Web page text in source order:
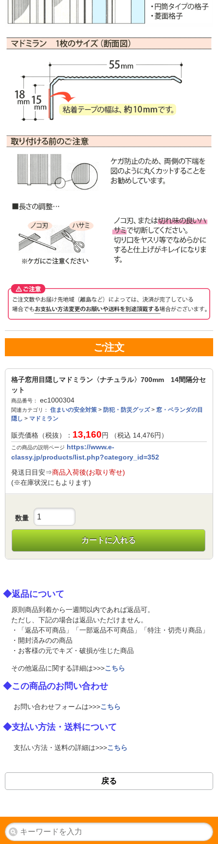
ご注文
格子窓用目隠しマドミラン〈ナチュラル〉700mm 14間隔分セ
ット
商品番号： ec1000304
関連カテゴリ： 住まいの安全対策 > 防犯・防災グッズ> 窓・ベランダの目
隠し > マドミラン
販売価格（税抜）： 13,160円 （税込 14,476円）
この商品の説明ページ https://www.e-
classy.jp/products/list.php?category_id=352
発送日目安⇒商品入荷後(お取り寄せ)
(※在庫状況にもよります)
数量
カートに入れる
◆返品について
原則商品到着から一週間以内であれば返品可。
ただし、下記の場合は返品いただけません。
・「返品不可商品」「一部返品不可商品」「特注・切売り商品」
・開封済みのの商品
・お客様の元でキズ・破損が生じた商品
その他返品に関する詳細は>>>こちら
◆この商品のお問い合わせ
お問い合わせフォームは>>>こちら
◆支払い方法・送料について
支払い方法・送料の詳細は>>>こちら
戻る